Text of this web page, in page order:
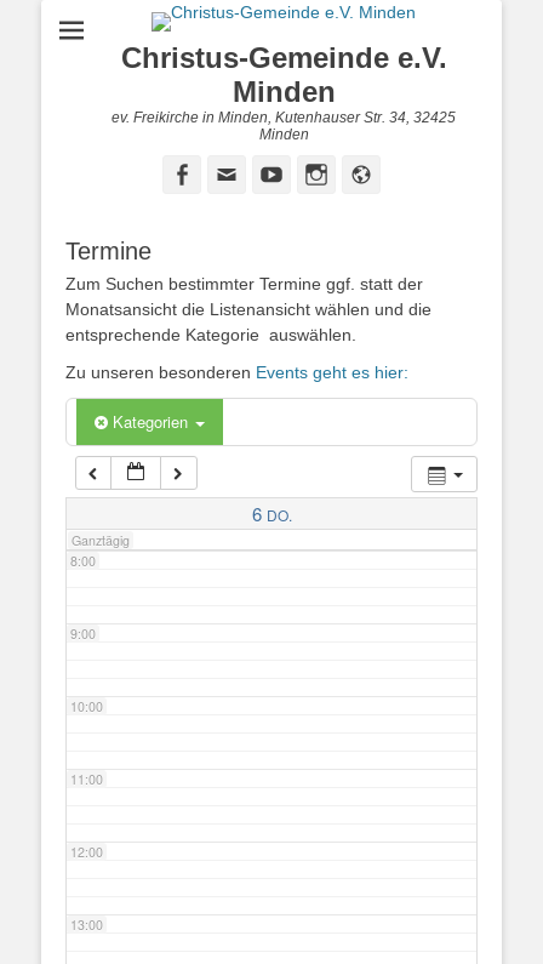
Christus-Gemeinde e.V.
Minden
ev. Freikirche in Minden, Kutenhauser Str. 34, 32425
Minden
Facebook YouTubeInstagram
Termine
Zum Suchen bestimmter Termine ggf. statt der
Monatsansicht die Listenansicht wählen und die
entsprechende Kategorie auswählen.
Zu unseren besonderen Events geht es hier:
Kategorien
6 DO.
Ganztägig
5:00
6:00
7:00
8:00
9:00
10:00
11:00
12:00
13:00